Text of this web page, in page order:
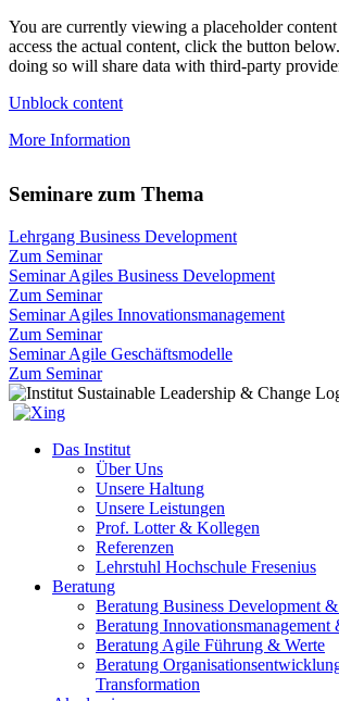
You are currently viewing a placeholder
access the actual content, click the button
doing so will share data with third-party
Unblock content
More Information
Seminare zum Thema
Lehrgang Business Development
Zum Seminar
Seminar Agiles Business Development
Zum Seminar
Seminar Agiles Innovationsmanagement
Zum Seminar
Seminar Agile Geschäftsmodelle
Zum Seminar
Das Institut
Über Uns
Unsere Haltung
Unsere Leistungen
Prof. Lotter & Kollegen
Referenzen
Lehrstuhl Hochschule Fresenius
Beratung
Beratung Business Development
Beratung Innovationsmanagement
Beratung Agile Führung & Werte
Beratung
Transformation